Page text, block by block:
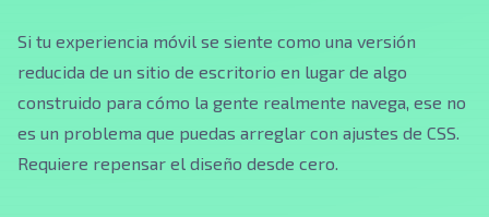
Si tu experiencia móvil se siente como una versión
reducida de un sitio de escritorio en lugar de algo
construido para cómo la gente realmente navega, ese no
es un problema que puedas arreglar con ajustes de CSS.
Requiere repensar el diseño desde cero.